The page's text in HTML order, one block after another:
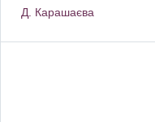
Д. Карашаєва